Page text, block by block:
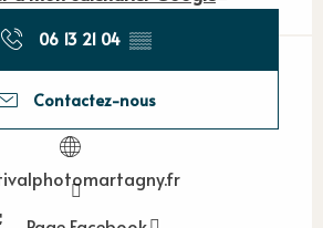
06 13 21 04 ▒▒
Contactez-nous